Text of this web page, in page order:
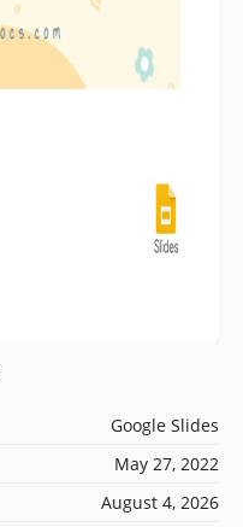
Google Slides
May 27, 2022
August 4, 2026